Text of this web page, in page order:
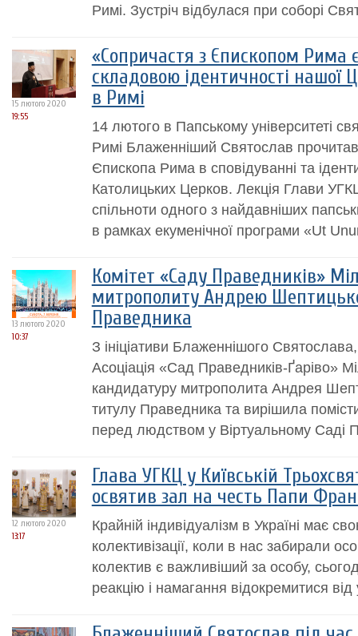
Римі. Зустріч відбулася при соборі
15 лютого 2020
19:55
«Сопричастя з Єпископом Рима
складовою ідентичності нашої
в Римі
14 лютого в Папському університеті
Римі Блаженніший Святослав
Єпископа Рима в сповідуванні та
Католицьких Церков. Лекція Глави
спільноти одного з найдавніших
в рамках екуменічної програми «Ut
13 лютого 2020
10:37
Комітет «Саду Праведників»
митрополиту Андрею
Праведника
З ініціативи Блаженнішого
Асоціація «Сад Праведників-Ґаріво»
кандидатуру митрополита Андрея
титулу Праведника та вирішила
перед людством у Віртуальному Саді
12 лютого 2020
13:17
Глава УГКЦ у Київській
освятив зал на честь Папи
Крайній індивідуалізм в Україні має
колективізації, коли в нас забирали
колектив є важливіший за особу,
реакцію і намагання відокремитися від